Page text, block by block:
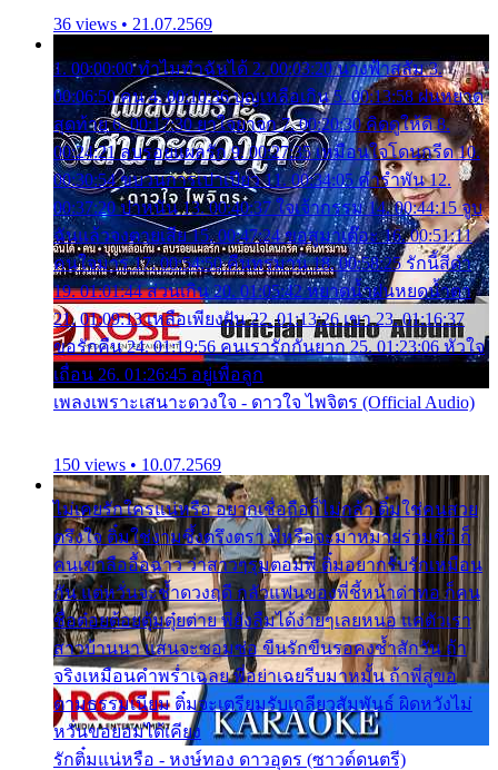
36 views • 21.07.2569
1. 00:00:00 ทำไมทำฉันได้ 2. 00:03:20 นางฟ้าสลัม 3.
00:06:50 คน 4. 00:10:36 บุญเหลือเกิน 5. 00:13:58 ฝนหยาด
สุดท้าย 6. 00:17:30 ยาใจยาจก 7. 00:20:30 คิดดูให้ดี 8.
00:24:21 ลบรอยแผลรัก 9. 00:27:35 เหมือนใจโดนกรีด 10.
00:30:54 ขบวนการเปาเปียว 11. 00:34:05 คำรำพัน 12.
00:37:20 ปาหนัน 13. 00:40:37 ใจเจ้ากรรม 14. 00:44:15 จูบ
ฉันแล้วจงตายเสีย 15. 00:47:24 ขอสูมาเต๊อะ 16. 00:51:11
คนใจมาร 17. 00:54:50 คืนทรมาน 18. 00:58:25 รักนี้สีดำ
19. 01:01:44 ส่วนเกิน 20. 01:05:42 หยาดน้ำฝนหยดน้ำตา
21. 01:09:13 เหลือเพียงฝัน 22. 01:13:26 เขา 23. 01:16:37
ขอรักคืน 24. 01:19:56 คนเรารักกันยาก 25. 01:23:06 หัวใจ
เถื่อน 26. 01:26:45 อยู่เพื่อลูก
เพลงเพราะเสนาะดวงใจ - ดาวใจ ไพจิตร (Official Audio)
150 views • 10.07.2569
ไม่เคยรักใครแน่หรือ อยากเชื่อถือก็ไม่กล้า ติ๋มใช่คนสวย
ตรึงใจ ติ๋มใช่งามซึ้งตรึงตรา พี่หรือจะมาหมายร่วมชีวี ก็
คนเขาลืออื้อฉาว ว่าสาวๆรุมตอมพี่ ติ๋มอยากรับรักเหมือน
กัน แต่หวั่นจะช้ำดวงฤดี กลัวแฟนของพี่ชี้หน้าด่าทอ ก็คน
ชื่อต๋อยต้อยตุ้มตุ๋ยต่าย พี่ยังลืมได้ง่ายๆเลยหนอ แค่ตัวเรา
สาวบ้านนา แสนจะซอมซ่อ ขืนรักขืนรอคงช้ำสักวัน ถ้า
จริงเหมือนคำพร่ำเฉลย พี่อย่าเฉยรีบมาหมั้น ถ้าพี่สู่ขอ
ตามธรรมเนียม ติ๋มจะเตรียมรับเกลียวสัมพันธ์ ผิดหวังไม่
หวั่นขอยอมได้เคียง
รักติ๋มแน่หรือ - หงษ์ทอง ดาวอุดร (ซาวด์ดนตรี)